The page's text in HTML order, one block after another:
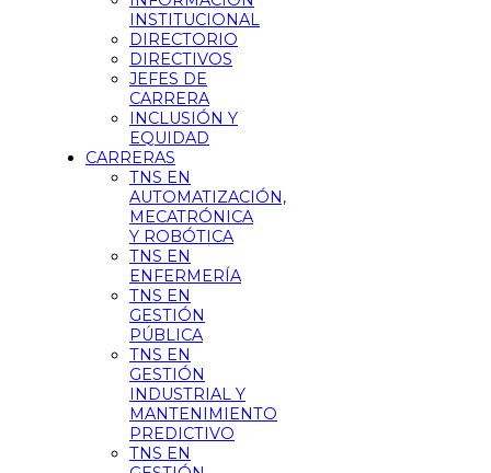
INSTITUCIONAL
DIRECTORIO
DIRECTIVOS
JEFES DE
CARRERA
INCLUSIÓN Y
EQUIDAD
CARRERAS
TNS EN
AUTOMATIZACIÓN,
MECATRÓNICA
Y ROBÓTICA
TNS EN
ENFERMERÍA
TNS EN
GESTIÓN
PÚBLICA
TNS EN
GESTIÓN
INDUSTRIAL Y
MANTENIMIENTO
PREDICTIVO
TNS EN